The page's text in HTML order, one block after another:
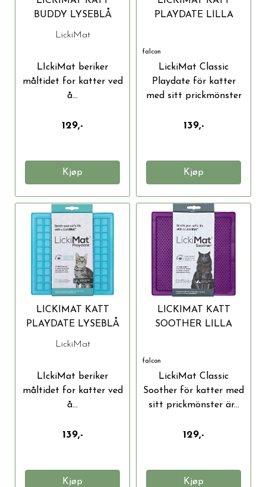
BUDDY LYSEBLÅ
20X20CM
LickiMat
LIckiMat beriker
måltidet for katter ved
å...
129,-
Kjøp
PLAYDATE LILLA
falcon
LickiMat Classic
Playdate för katter
med sitt prickmönster
139,-
Kjøp
LICKIMAT KATT
PLAYDATE LYSEBLÅ
20X20CM
LickiMat
LIckiMat beriker
måltidet for katter ved
å...
139,-
Kjøp
LICKIMAT KATT
SOOTHER LILLA
falcon
LickiMat Classic
Soother för katter med
sitt prickmönster är...
129,-
Kjøp